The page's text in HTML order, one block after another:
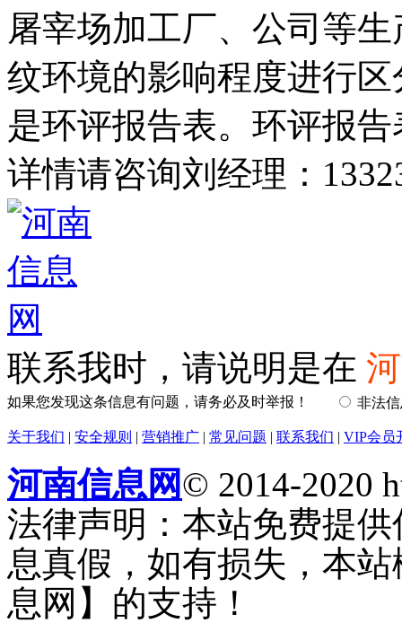
屠宰场加工厂、公司等
纹环境的影响程度进行
是环评报告表。环评报
详情请咨询刘经理：
联系我时，请说明是在
如果您发现这条信息有问题，请务必及时举报！ 非法
关于我们 | 安全规则 | 营销推广 | 常见问题 | 联系我们 | VIP会员
河南信息网© 2014-2020
法律声明：本站免费提
息真假，如有损失，本
息网】的支持！